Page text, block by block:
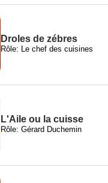
Droles de zébres
Rôle: Le chef des cuisines
L'Aile ou la cuisse
Rôle: Gérard Duchemin